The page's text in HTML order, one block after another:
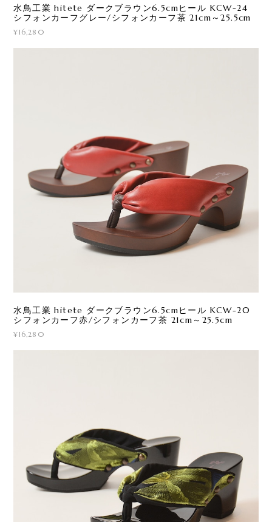
水鳥工業 hitete ダークブラウン6.5cmヒール KCW-24
シフォンカーフグレー/シフォンカーフ茶 21cm～25.5cm
¥16,280
水鳥工業 hitete ダークブラウン6.5cmヒール KCW-20
シフォンカーフ赤/シフォンカーフ茶 21cm～25.5cm
¥16,280